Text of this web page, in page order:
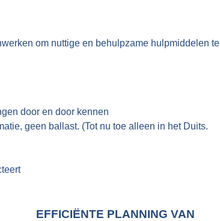
om nuttige en behulpzame hulpmiddelen te
door en door kennen
geen ballast. (Tot nu toe alleen in het Duits.
EFFICIËNTE PLANNING VAN